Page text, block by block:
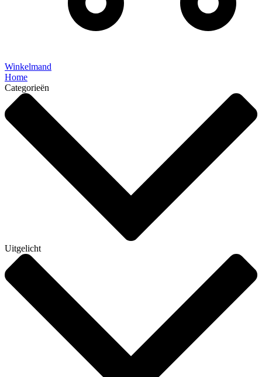
Winkelmand
Home
Categorieën
Uitgelicht